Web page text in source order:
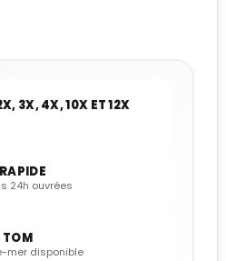
3X, 4X, 10X ET 12X
24h ouvrées
TOM
mer disponible